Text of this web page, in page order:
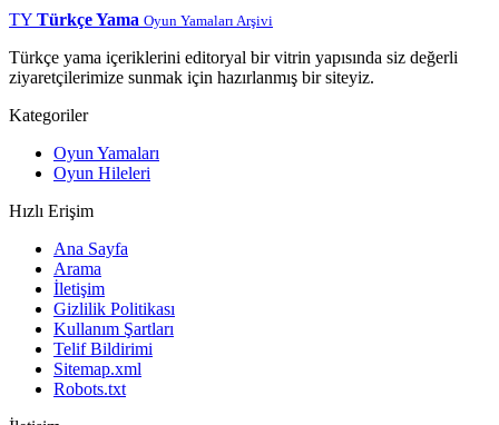
TY Türkçe Yama Oyun Yamaları Arşivi
Türkçe yama içeriklerini editoryal bir vitrin yapısında siz değerli
ziyaretçilerimize sunmak için hazırlanmış bir siteyiz.
Kategoriler
Oyun Yamaları
Oyun Hileleri
Hızlı Erişim
Ana Sayfa
Arama
İletişim
Gizlilik Politikası
Kullanım Şartları
Telif Bildirimi
Sitemap.xml
Robots.txt